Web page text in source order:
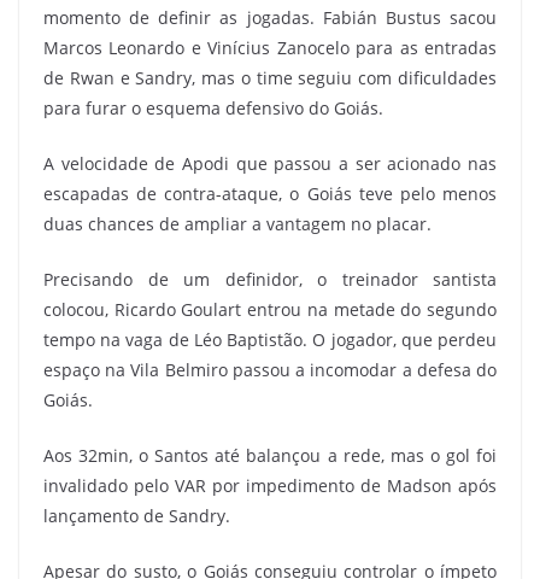
momento de definir as jogadas. Fabián Bustus sacou
Marcos Leonardo e Vinícius Zanocelo para as entradas
de Rwan e Sandry, mas o time seguiu com dificuldades
para furar o esquema defensivo do Goiás.
A velocidade de Apodi que passou a ser acionado nas
escapadas de contra-ataque, o Goiás teve pelo menos
duas chances de ampliar a vantagem no placar.
Precisando de um definidor, o treinador santista
colocou, Ricardo Goulart entrou na metade do segundo
tempo na vaga de Léo Baptistão. O jogador, que perdeu
espaço na Vila Belmiro passou a incomodar a defesa do
Goiás.
Aos 32min, o Santos até balançou a rede, mas o gol foi
invalidado pelo VAR por impedimento de Madson após
lançamento de Sandry.
Apesar do susto, o Goiás conseguiu controlar o ímpeto